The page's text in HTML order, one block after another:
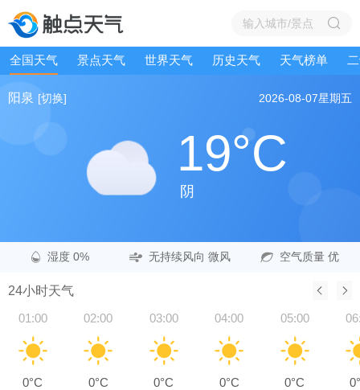
全国天气 景点天气 世界天气 历史天气 天气榜单
阳泉 [切换] 2026-08-07星期五
19°C
阴
湿度 0% 无持续风向 微风 空气质量 优
24小时天气
01:00
0°C
02:00
0°C
03:00
0°C
04:00
0°C
05:00
0°C